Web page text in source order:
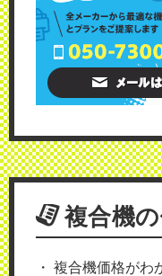
複合機
複合機価格がわ